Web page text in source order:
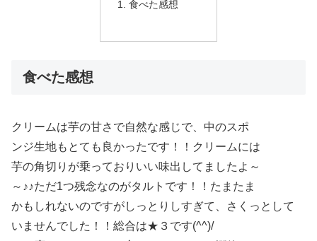
食べた感想
食べた感想
クリームは芋の甘さで自然な感じで、中のスポ
ンジ生地もとても良かったです！！クリームには
芋の角切りが乗っておりいい味出してましたよ～
～♪♪ただ1つ残念なのがタルトです！！たまたま
かもしれないのですがしっとりしすぎて、さくっとして
いませんでした！！総合は★３です(^^)/